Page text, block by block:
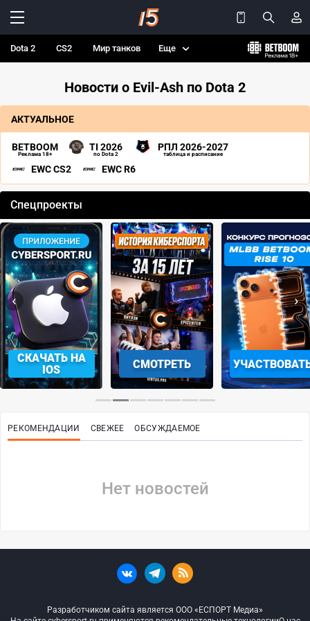
Dota 2 CS2 Мир танков Еще
Новости о Evil-Ash по Dota 2
АКТУАЛЬНОЕ
BETBOOM
Реклама 18+
TI 2026
по Dota 2
РПЛ 2026-2027
таблица и расписание
EWC CS2 EWC R6
Спецпроекты
СКАЧАТЬ НА
IOS
СМОТРЕТЬ
‹ ›
РЕКОМЕНДАЦИИ СВЕЖЕЕ ОБСУЖДАЕМОЕ
Нет новостей
Разработчиком сайта является ООО «ЕСПОРТ Медиа»